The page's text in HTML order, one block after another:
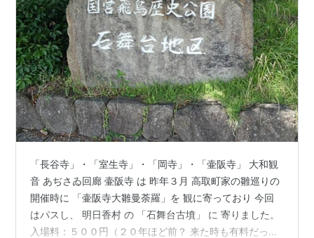
「長谷寺」・「室生寺」・「岡寺」・「壷阪寺」 大和観
音 あぢさゐ回廊 壷阪寺 は 昨年３月 高取町家の雛巡りの
開催時に 「壷阪寺大雛曼荼羅」を 観に寄っており 今回
はパスし、 明日香村 の 「石舞台古墳」 に 寄りました。
入場料：５００円（２０年ほど前？ 来た時も有料だった